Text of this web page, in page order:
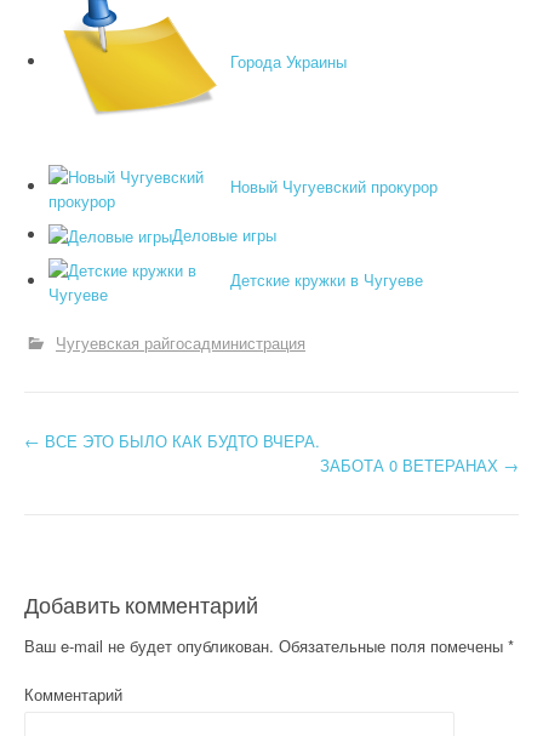
Города Украины
Новый Чугуевский прокурор
Деловые игры
Детские кружки в Чугуеве
Чугуевская райгосадминистрация
Post navigation
← ВСЕ ЭТО БЫЛО КАК БУДТО ВЧЕРА.
ЗАБОТА 0 ВЕТЕРАНАХ →
Добавить комментарий
Ваш e-mail не будет опубликован. Обязательные поля помечены *
Комментарий